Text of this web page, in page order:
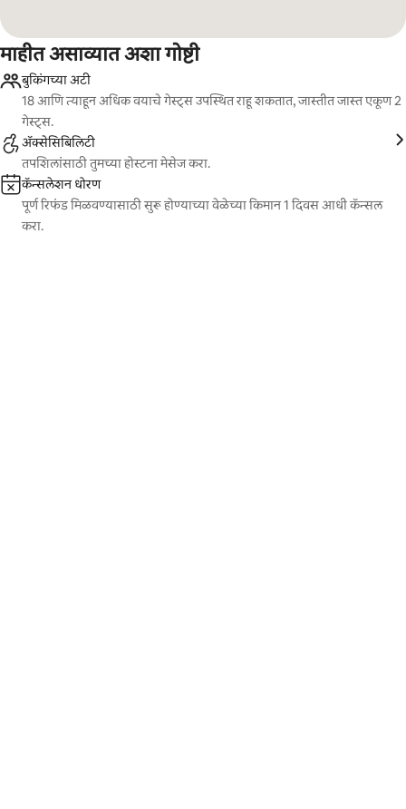
माहीत असाव्यात अशा गोष्टी
बुकिंगच्या अटी
18 आणि त्याहून अधिक वयाचे गेस्ट्स उपस्थित राहू शकतात, जास्तीत जास्त एकूण 2
गेस्ट्स.
ॲक्सेसिबिलिटी
तपशिलांसाठी तुमच्या होस्टना मेसेज करा.
कॅन्सलेशन धोरण
पूर्ण रिफंड मिळवण्यासाठी सुरू होण्याच्या वेळेच्या किमान 1 दिवस आधी कॅन्सल
करा.